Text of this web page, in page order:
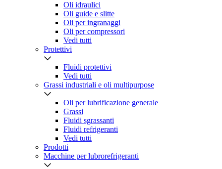
Oli idraulici
Oli guide e slitte
Oli per ingranaggi
Oli per compressori
Vedi tutti
Protettivi
Fluidi protettivi
Vedi tutti
Grassi industriali e oli multipurpose
Oli per lubrificazione generale
Grassi
Fluidi sgrassanti
Fluidi refrigeranti
Vedi tutti
Prodotti
Macchine per lubrorefrigeranti